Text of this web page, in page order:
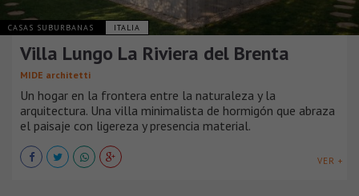
CASAS SUBURBANAS ITALIA
Villa Lungo La Riviera del Brenta
MIDE architetti
Un hogar en la frontera entre la naturaleza y la
arquitectura. Una villa minimalista de hormigón que abraza
el paisaje con ligereza y presencia material.
VER +